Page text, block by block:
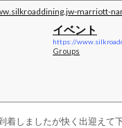
marriott-
イベント
https://
Groups
着しましたが快く出迎えて